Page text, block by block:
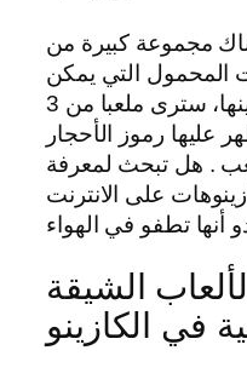
مجموعة كبيرة من
المحمول التي يمكن
للعملاء الاختيار من بينها، سترى ملعبا من 3
عليها رموز الأحجار
. هل تبحث لمعرفة
على الانترنت
الشيقة
في الكازينو